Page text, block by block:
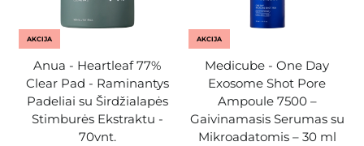
AKCIJA
Anua - Heartleaf 77%
Clear Pad - Raminantys
Padeliai su Širdžialapės
Stimburės Ekstraktu -
70vnt.
AKCIJA
Medicube - One Day
Exosome Shot Pore
Ampoule 7500 –
Gaivinamasis Serumas su
Mikroadatomis – 30 ml